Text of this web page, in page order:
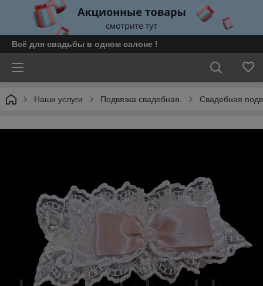
Всё для свадьбы в одном салоне !
Наши услуги Подвязка свадебная. Свадебная